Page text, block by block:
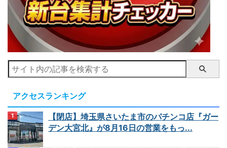
アクセスランキング
【閉店】埼玉県さいたま市のパチンコ店『ガー
デン大宮北』が8月16日の営業をもっ...